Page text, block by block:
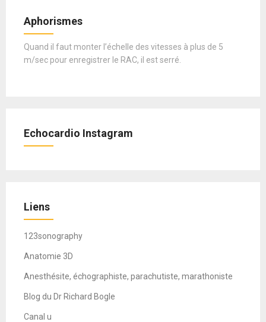
Aphorismes
Quand il faut monter l’échelle des vitesses à plus de 5
m/sec pour enregistrer le RAC, il est serré.
Echocardio Instagram
Liens
123sonography
Anatomie 3D
Anesthésite, échographiste, parachutiste, marathoniste
Blog du Dr Richard Bogle
Canal u